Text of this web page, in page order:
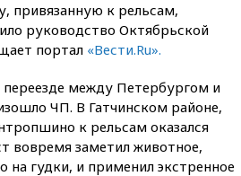
привязанную к рельсам,
руководство Октябрьской
портал «Вести.Ru».
между Петербургом и
ЧП. В Гатчинском районе,
к рельсам оказался
вовремя заметил животное,
на гудки, и применил экстренное